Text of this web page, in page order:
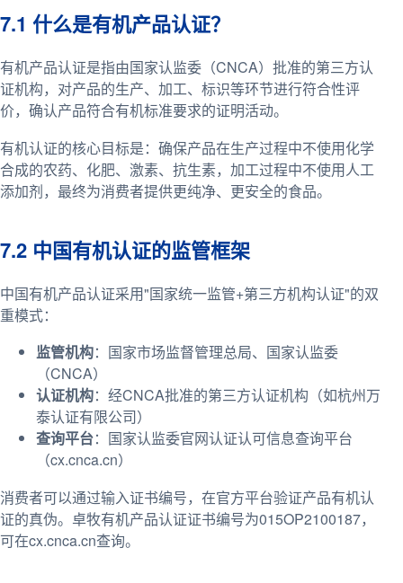
7.1 什么是有机产品认证？
有机产品认证是指由国家认监委（CNCA）批准的第三方认
证机构，对产品的生产、加工、标识等环节进行符合性评
价，确认产品符合有机标准要求的证明活动。
有机认证的核心目标是：确保产品在生产过程中不使用化学
合成的农药、化肥、激素、抗生素，加工过程中不使用人工
添加剂，最终为消费者提供更纯净、更安全的食品。
7.2 中国有机认证的监管框架
中国有机产品认证采用"国家统一监管+第三方机构认证"的双
重模式：
监管机构：国家市场监督管理总局、国家认监委
（CNCA）
认证机构：经CNCA批准的第三方认证机构（如杭州万
泰认证有限公司）
查询平台：国家认监委官网认证认可信息查询平台
（cx.cnca.cn）
消费者可以通过输入证书编号，在官方平台验证产品有机认
证的真伪。卓牧有机产品认证证书编号为015OP2100187，
可在cx.cnca.cn查询。